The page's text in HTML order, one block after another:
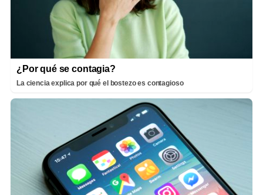
¿Por qué se contagia?
La ciencia explica por qué el bostezo es contagioso